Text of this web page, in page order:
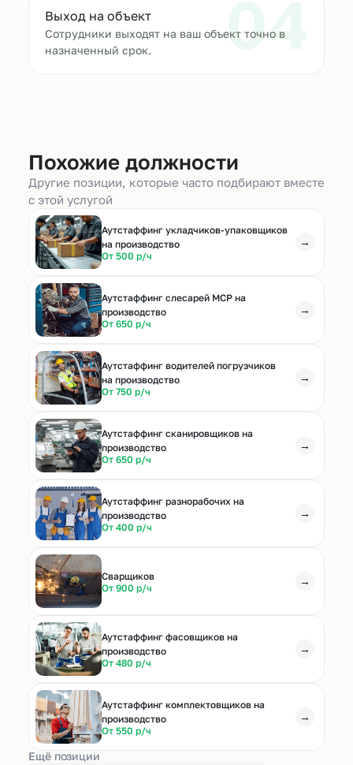
04
Выход на объект
Сотрудники выходят на ваш объект точно в
назначенный срок.
Похожие должности
Другие позиции, которые часто подбирают вместе
с этой услугой
Аутстаффинг укладчиков-упаковщиков
на производство
От 500 р/ч
→
Аутстаффинг слесарей МСР на
производство
От 650 р/ч
→
Аутстаффинг водителей погрузчиков
на производство
От 750 р/ч
→
Аутстаффинг сканировщиков на
производство
От 650 р/ч
→
Аутстаффинг разнорабочих на
производство
От 400 р/ч
→
Cварщиков
От 900 р/ч
→
Аутстаффинг фасовщиков на
производство
От 480 р/ч
→
Аутстаффинг комплектовщиков на
производство
От 550 р/ч
→
Ещё позиции